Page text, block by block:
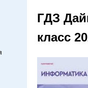
ГДЗ
класс